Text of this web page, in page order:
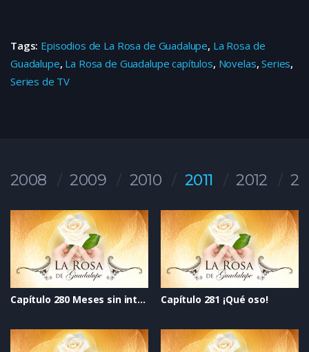
Tags: Episodios de La Rosa de Guadalupe, La Rosa de
Guadalupe, La Rosa de Guadalupe capítulos, Novelas,Series,
Series de TV
2008 2009 2010 2011 2012
Capítulo 280 Meses sin intereses Capítulo 281 ¡Qué oso!